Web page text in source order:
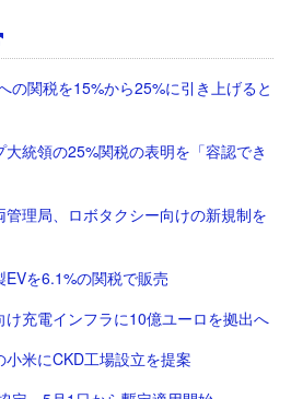
の関税を15%から25%に引き上げると
統領の25%関税の表明を「容認でき
理局、ロボタクシー向けの新規制を
を6.1%の関税で販売
充電インフラに10億ユーロを拠出へ
米にCKD工場設立を提案